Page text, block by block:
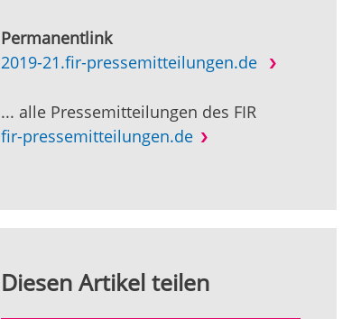
Permanentlink
2019-21.fir-pressemitteilungen.de
... alle Pressemitteilungen des FIR
fir-pressemitteilungen.de
Diesen Artikel teilen